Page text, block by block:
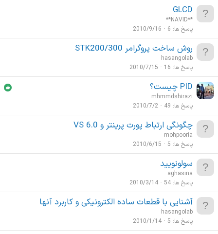
GLCD
**NAVID**
پاسخ ها 6
2010/9/16
روش ساخت پروگرامر STK200/300
hasangolab
پاسخ ها 16
2010/7/15
PID چیست؟
mhmmdshirazi
پاسخ ها 49
2010/7/2
چگونگی ارتباط پورت پرینتر و VS 6.0
mohpooria
پاسخ ها 5
2010/6/15
سولونویید
aghasina
پاسخ ها 54
2010/3/14
آشنایی با قطعات ساده الکترونیکی و کاربرد آنها
hasangolab
پاسخ ها 5
2010/1/14